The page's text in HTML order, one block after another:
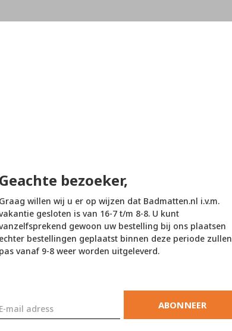
Geachte bezoeker,
Graag willen wij u er op wijzen dat Badmatten.nl i.v.m.
gesloten is van 16-7 t/m 8-8. U kunt
gewoon uw bestelling bij ons plaatsen
echter bestellingen geplaatst binnen deze periode zullen
pas vanaf 9-8 weer worden uitgeleverd.
ABONNEER